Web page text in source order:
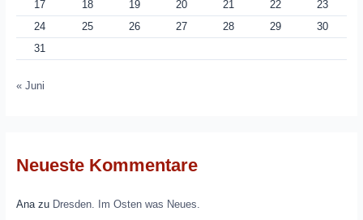
17
18 19 20 21 22
23
24
25 26 27 28 29
30
31
« Juni
Neueste Kommentare
Anazu Dresden. Im Osten was Neues.